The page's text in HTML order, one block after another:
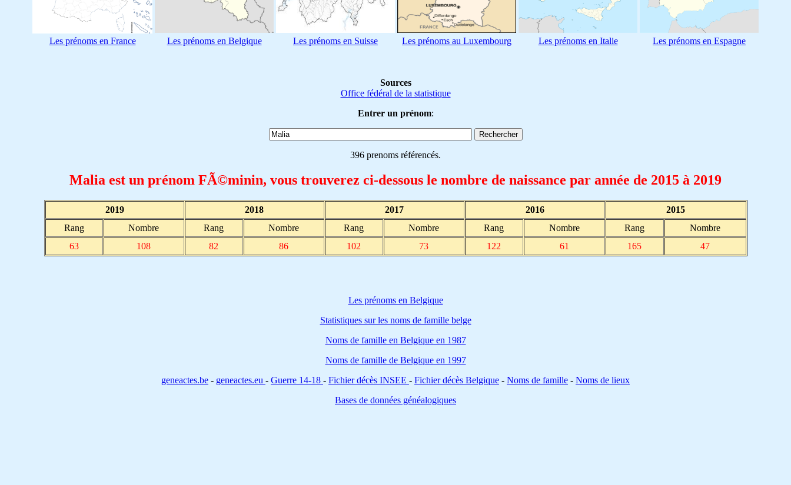
Les prénoms en France Les prénoms en Belgique Les prénoms en Suisse Les prénoms au Luxembourg Les prénoms en Italie Les prénoms en Espagne
Sources
Office fédéral de la statistique
Entrer un prénom:
396 prenoms référencés.
Malia est un prénom FÃ©minin, vous trouverez ci-dessous le nombre de naissance par année de 2015 à 2019
2019 2018 2017 2016
2015
Rang
Nombre Rang Nombre Rang Nombre Rang Nombre Rang
Nombre
63
108 82 86 102 73 122 61 165 47
Les prénoms en Belgique
Statistiques sur les noms de famille belge
Noms de famille en Belgique en 1987
Noms de famille de Belgique en 1997
geneactes.be - geneactes.eu - Guerre 14-18 - Fichier décès INSEE - Fichier décès Belgique - Noms de famille - Noms de lieux
Bases de données généalogiques